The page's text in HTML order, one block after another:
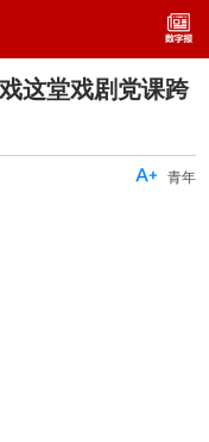
这堂戏剧党课跨
青年
